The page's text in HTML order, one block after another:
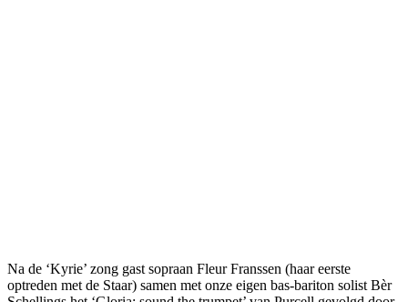
Na de ‘Kyrie’ zong gast sopraan Fleur Franssen (haar eerste
optreden met de Staar) samen met onze eigen bas-bariton solist Bèr